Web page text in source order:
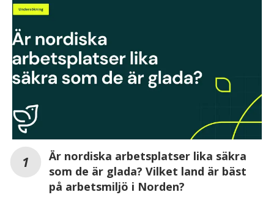
Är nordiska arbetsplatser lika säkra
som de är glada? Vilket land är bäst
på arbetsmiljö i Norden?